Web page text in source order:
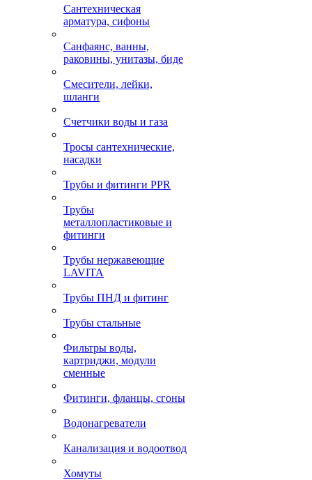
Сантехническая
арматура, сифоны
Санфаянс, ванны,
раковины, унитазы, биде
Смесители, лейки,
шланги
Счетчики воды и газа
Тросы сантехнические,
насадки
Трубы и фитинги PPR
Трубы
металлопластиковые и
фитинги
Трубы нержавеющие
LAVITA
Трубы ПНД и фитинг
Трубы стальные
Фильтры воды,
картриджи, модули
сменные
Фитинги, фланцы, сгоны
Водонагреватели
Канализация и водоотвод
Хомуты